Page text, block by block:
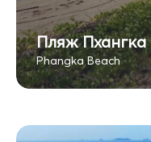
Пляж Пхангка
Phangka Beach